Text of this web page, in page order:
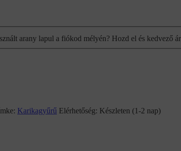
arany lapul a fiókod mélyén? Hozd el és kedvező
Karikagyűrű Elérhetőség: Készleten (1-2 nap)